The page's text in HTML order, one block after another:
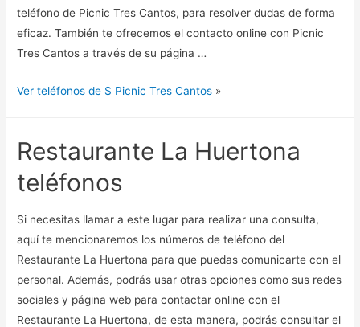
teléfono de Picnic Tres Cantos, para resolver dudas de forma
eficaz. También te ofrecemos el contacto online con Picnic
Tres Cantos a través de su página …
Ver teléfonos de S Picnic Tres Cantos »
Restaurante La Huertona
teléfonos
Si necesitas llamar a este lugar para realizar una consulta,
aquí te mencionaremos los números de teléfono del
Restaurante La Huertona para que puedas comunicarte con el
personal. Además, podrás usar otras opciones como sus redes
sociales y página web para contactar online con el
Restaurante La Huertona, de esta manera, podrás consultar el